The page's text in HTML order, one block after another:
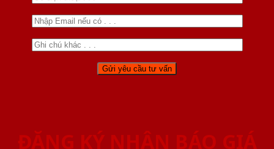
ĐĂNG KÝ NHẬN BÁO GIÁ